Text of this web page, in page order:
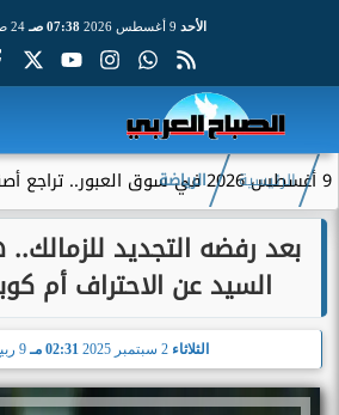
الأحد 07:38 صـ 24 صفر 1448
الرئيسية الرياضة
بعد رفضه التجديد
السيد عن الاحتراف أم
الثلاثاء 2 سبتمبر 2025 02:31 مـ 9 ربيع أول 1447